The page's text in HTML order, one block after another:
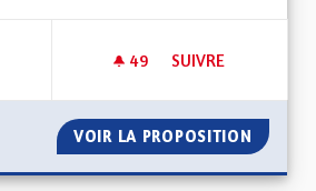
49 49 ABONNÉS
SUIVRE
VOIR LA PROPOSITION A